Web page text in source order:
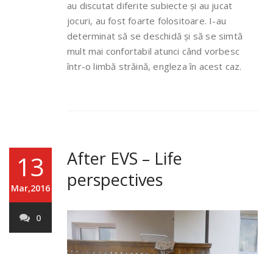
au discutat diferite subiecte și au jucat
jocuri, au fost foarte folositoare. I-au
determinat să se deschidă și să se simtă
mult mai confortabil atunci când vorbesc
într-o limbă străină, engleza în acest caz.
13
Mar,2016
0
After EVS – Life
perspectives